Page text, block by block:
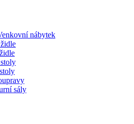
nábytek
sály